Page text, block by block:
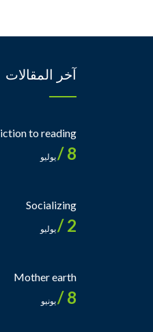
آخر المقالات
to reading
8 / يوليو
Socializing
2 / يوليو
Mother earth
8 / يونيو